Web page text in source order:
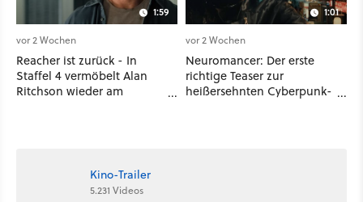
1:59
vor 2 Wochen
Reacher ist zurück - In
Staffel 4 vermöbelt Alan
Ritchson wieder am
1:01
vor 2 Wochen
Neuromancer: Der erste
richtige Teaser zur
heißersehnten Cyberpunk-
Kino-Trailer
5.231 Videos